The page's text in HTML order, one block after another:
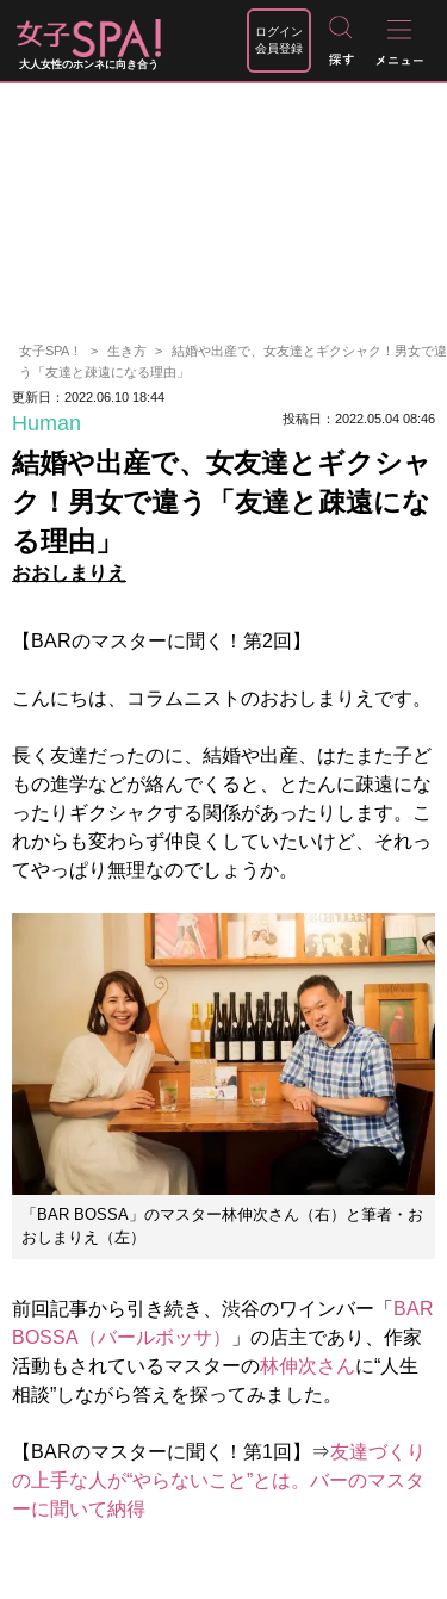
大人女性のホンネに向き合う
ログイン
会員登録
女子SPA！ 生き方
結婚や出産で、女友達とギクシャク！男女で違
う「友達と疎遠になる理由」
更新日：2022.06.10 18:44
Human 投稿日：2022.05.04 08:46
結婚や出産で、女友達とギクシャ
ク！男女で違う「友達と疎遠にな
る理由」
おおしまりえ
【BARのマスターに聞く！第2回】
こんにちは、コラムニストのおおしまりえです。
長く友達だったのに、結婚や出産、はたまた子ど
もの進学などが絡んでくると、とたんに疎遠にな
ったりギクシャクする関係があったりします。こ
れからも変わらず仲良くしていたいけど、それっ
てやっぱり無理なのでしょうか。
「BAR BOSSA」のマスター林伸次さん（右）と筆者・お
おしまりえ（左）
前回記事から引き続き、渋谷のワインバー「 BAR
BOSSA（バールボッサ）
」の店主であり、作家
活動もされているマスターの林伸次さんに“人生
相談”しながら答えを探ってみました。
【BARのマスターに聞く！第1回】⇒友達づくり
の上手な人が“やらないこと”とは。バーのマスタ
ーに聞いて納得